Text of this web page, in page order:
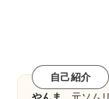
の
自己紹介